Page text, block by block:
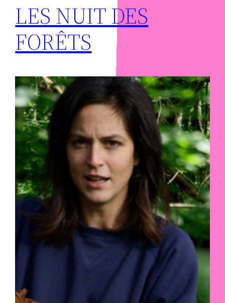
LES NUIT DES
FORÊTS